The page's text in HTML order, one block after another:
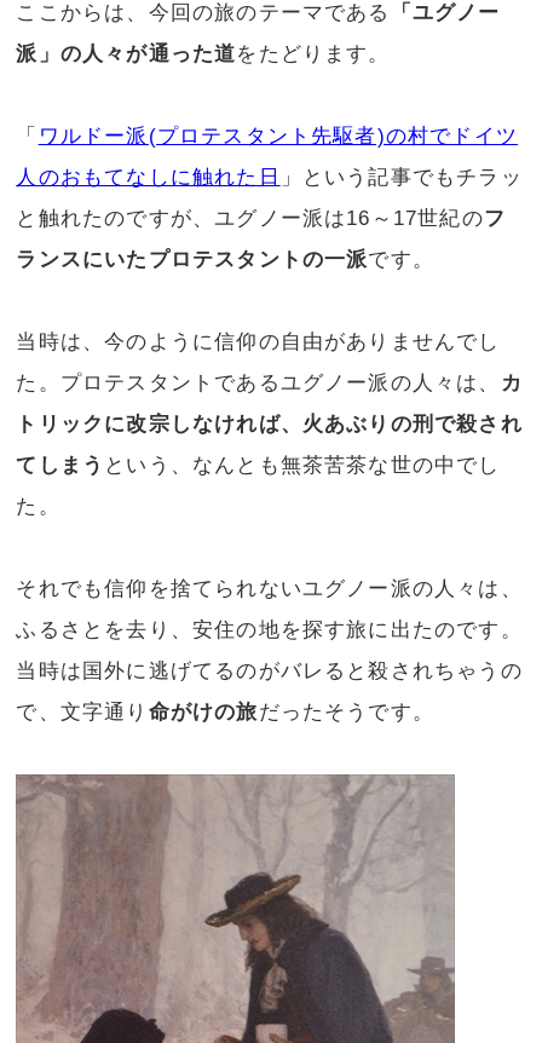
ここからは、今回の旅のテーマである
「ユグノー
派」の人々が通った道をたどります。
「 ワルドー派(プロテスタント先駆者)の村でドイツ
人のおもてなしに触れた日 」という記事でもチラッ
と触れたのですが、ユグノー派は16～17世紀のフ
ランスにいたプロテスタントの一派です。
当時は、今のように信仰の自由がありませんでし
た。プロテスタントであるユグノー派の人々は、
カ
トリックに改宗しなければ、火あぶりの刑で殺され
てしまう という、なんとも無茶苦茶な世の中でし
た。
それでも信仰を捨てられないユグノー派の人々は、
ふるさとを去り、安住の地を探す旅に出たのです。
当時は国外に逃げてるのがバレると殺されちゃうの
で、文字通り 命がけの旅だったそうです。